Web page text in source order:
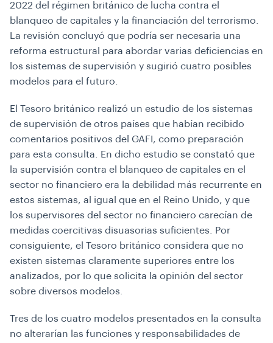
2022 del régimen británico de lucha contra el
blanqueo de capitales y la financiación del terrorismo.
La revisión concluyó que podría ser necesaria una
reforma estructural para abordar varias deficiencias en
los sistemas de supervisión y sugirió cuatro posibles
modelos para el futuro.
El Tesoro británico realizó un estudio de los sistemas
de supervisión de otros países que habían recibido
comentarios positivos del GAFI, como preparación
para esta consulta. En dicho estudio se constató que
la supervisión contra el blanqueo de capitales en el
sector no financiero era la debilidad más recurrente en
estos sistemas, al igual que en el Reino Unido, y que
los supervisores del sector no financiero carecían de
medidas coercitivas disuasorias suficientes. Por
consiguiente, el Tesoro británico considera que no
existen sistemas claramente superiores entre los
analizados, por lo que solicita la opinión del sector
sobre diversos modelos.
Tres de los cuatro modelos presentados en la consulta
no alterarían las funciones y responsabilidades de